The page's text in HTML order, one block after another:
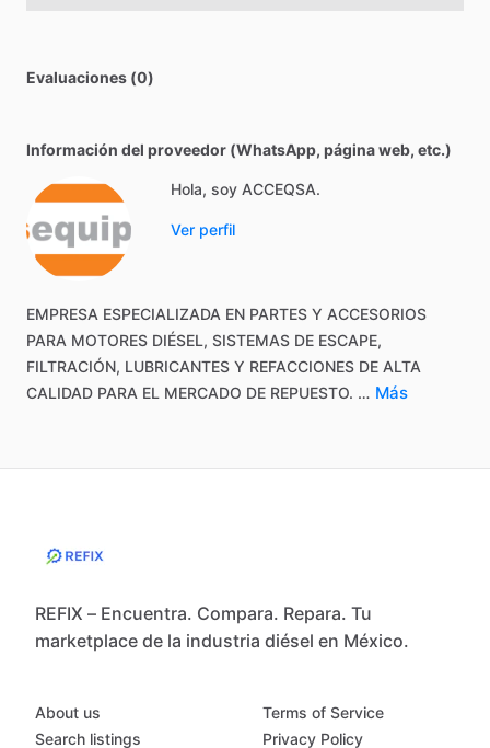
Evaluaciones (0)
Información del proveedor (WhatsApp, página web, etc.)
Hola, soy ACCEQSA.
Ver perfil
EMPRESA ESPECIALIZADA EN PARTES Y ACCESORIOS
PARA MOTORES DIÉSEL, SISTEMAS DE ESCAPE,
FILTRACIÓN, LUBRICANTES Y REFACCIONES DE ALTA
CALIDAD PARA EL MERCADO DE REPUESTO. … Más
REFIX – Encuentra. Compara. Repara. Tu
marketplace de la industria diésel en México.
About us
Search listings
Terms of Service
Privacy Policy